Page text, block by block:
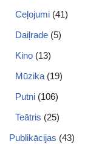
Ceļojumi (41)
Daiļrade (5)
Kino (13)
Mūzika (19)
Putni (106)
Teātris (25)
Publikācijas (43)